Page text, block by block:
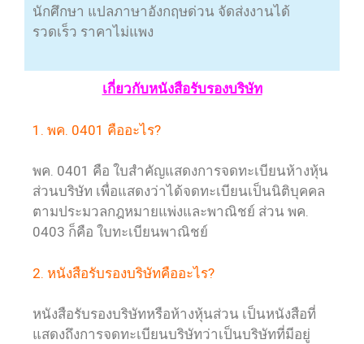
นักศึกษา แปลภาษาอังกฤษด่วน จัดส่งงานได้
รวดเร็ว ราคาไม่แพง
เกี่ยวกับหนังสือรับรองบริษัท
1. พค. 0401 คืออะไร?
พค. 0401 คือ ใบสำคัญแสดงการจดทะเบียนห้างหุ้น
ส่วนบริษัท เพื่อแสดงว่าได้จดทะเบียนเป็นนิติบุคคล
ตามประมวลกฎหมายแพ่งและพาณิชย์ ส่วน พค.
0403 ก็คือ ใบทะเบียนพาณิชย์
2. หนังสือรับรองบริษัทคืออะไร?
หนังสือรับรองบริษัทหรือห้างหุ้นส่วน เป็นหนังสือที่
แสดงถึงการจดทะเบียนบริษัทว่าเป็นบริษัทที่มีอยู่